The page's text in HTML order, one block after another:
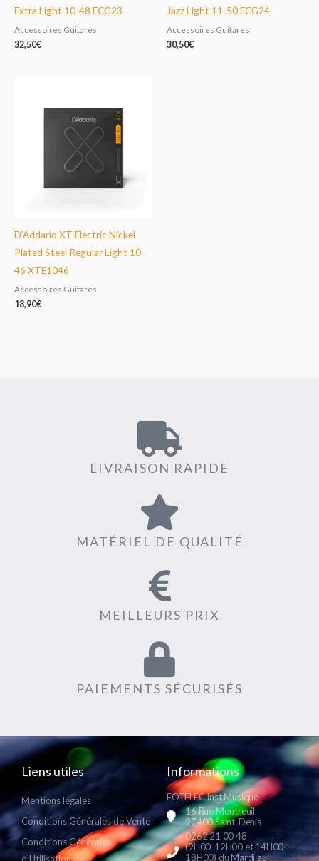
Extra Light 10-48 ECG23
Accessoires Guitares
32,50€
Jazz Light 11-50 ECG24
Accessoires Guitares
30,50€
D’Addario XT Electric Nickel
Plated Steel Regular Light 10-
46 XTE1046
Accessoires Guitares
18,90€
LIVRAISON RAPIDE
MATÉRIEL DE QUALITÉ
MEILLEURS PRIX
PAIEMENTS SÉCURISÉS
Liens utiles
Mentions légales
Conditions Générales de Vente
Conditions Générales
Informations
FOTELEC Inst Musique
16 Rue Montreuil
97400 Saint-Denis
0262 21 00 48
(9H00-12H00 et 14H00-
18H00) du Mardi au